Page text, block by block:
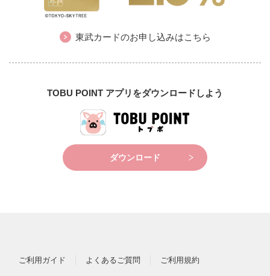
東武カードのお申し込みはこちら
TOBU POINT アプリをダウンロードしよう
ダウンロード
ご利用ガイド よくあるご質問 ご利用規約